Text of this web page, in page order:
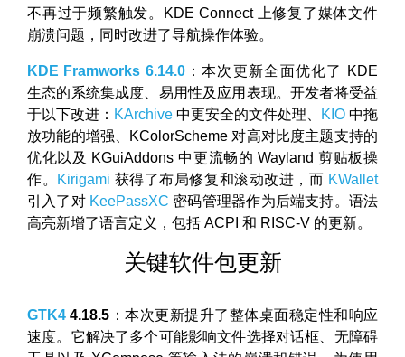
不再过于频繁触发。KDE Connect 上修复了媒体文件
崩溃问题，同时改进了导航操作体验。
KDE Framworks 6.14.0：本次更新全面优化了 KDE
生态的系统集成度、易用性及应用表现。开发者将受益
于以下改进： KArchive 中更安全的文件处理、 KIO 中拖
放功能的增强、KColorScheme 对高对比度主题支持的
优化以及 KGuiAddons 中更流畅的 Wayland 剪贴板操
作。
Kirigami 获得了布局修复和滚动改进，而 KWallet
引入了对 KeePassXC 密码管理器作为后端支持。语法
高亮新增了语言定义，包括 ACPI 和 RISC-V 的更新。
关键软件包更新
GTK4 4.18.5 ：本次更新提升了整体桌面稳定性和响应
速度。它解决了多个可能影响文件选择对话框、无障碍